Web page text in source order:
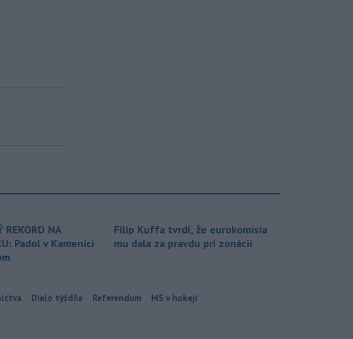
REKORD NA
Padol v Kamenici
Filip Kuffa tvrdí, že eurokomisia
mu dala za pravdu pri zonácii
Dielo týždňa Referendum MS v hokeji